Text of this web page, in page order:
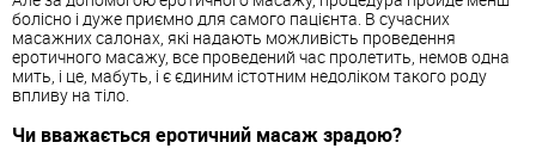
болісно і дуже приємно для самого пацієнта. В сучасних
масажних салонах, які надають можливість проведення
еротичного масажу, все проведений час пролетить, немов одна
мить, і це, мабуть, і є єдиним істотним недоліком такого роду
впливу на тіло.
Чи вважається еротичний масаж зрадою?